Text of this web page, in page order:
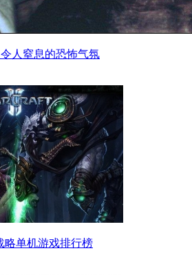
人窒息的恐怖气氛
略单机游戏排行榜